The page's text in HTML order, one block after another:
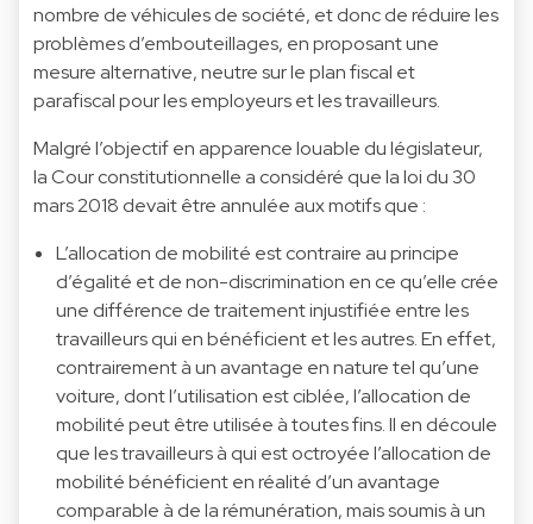
nombre de véhicules de société, et donc de réduire les
problèmes d’embouteillages, en proposant une
mesure alternative, neutre sur le plan fiscal et
parafiscal pour les employeurs et les travailleurs.
Malgré l’objectif en apparence louable du législateur,
la Cour constitutionnelle a considéré que la loi du 30
mars 2018 devait être annulée aux motifs que :
L’allocation de mobilité est contraire au principe
d’égalité et de non-discrimination en ce qu’elle crée
une différence de traitement injustifiée entre les
travailleurs qui en bénéficient et les autres. En effet,
contrairement à un avantage en nature tel qu’une
voiture, dont l’utilisation est ciblée, l’allocation de
mobilité peut être utilisée à toutes fins. Il en découle
que les travailleurs à qui est octroyée l’allocation de
mobilité bénéficient en réalité d’un avantage
comparable à de la rémunération, mais soumis à un